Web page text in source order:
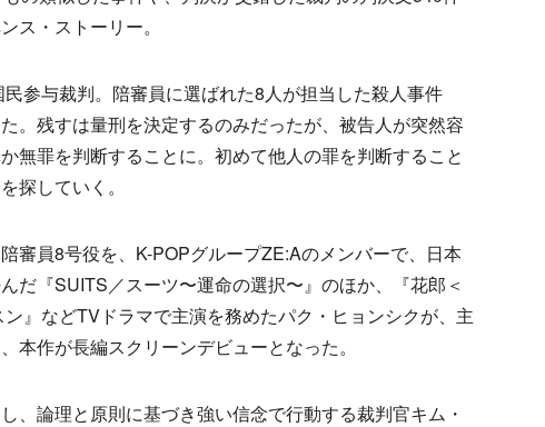
ス・ストーリー。
参与裁判。陪審員に選ばれた8人が担当した殺人事件
。残すは量刑を決定するのみだったが、被告人が突然容
無罪を判断することに。初めて他人の罪を判断すること
探していく。
員8号役を、K-POPグループZE:Aのメンバーで、日本
だ『SUITS／スーツ〜運命の選択〜』のほか、『花郎＜
』などTVドラマで主演を務めたパク・ヒョンシクが、主
本作が長編スクリーンデビューとなった。
論理と原則に基づき強い信念で行動する裁判官キム・